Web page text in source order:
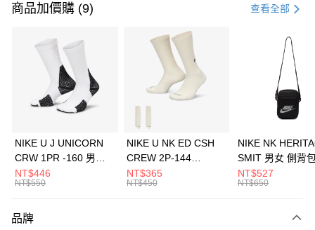
信用卡一次付款
3 期 0 利率 每期 21家銀行
合作金庫商業銀行
第一商業銀行
華南商業銀行
彰化商業銀行
上海商業儲蓄銀行
元大商業銀行
台灣樂天信用卡公司
Apple Pay
全盈+PAY
AFTEE先享後付
【關於「AFTEE先享後付」】
商品加價購 (9) 查看全部
NIKE U J UNICORN
CRW 1PR -160 男女
中統襪 FZ3393100
NT$446
NT$550
NIKE U NK ED CSH
CREW 2P-144
EMBRDY 男女 短統襪
FZ3073133
NT$365
NT$450
NIKE NK
SMIT 男女 側背
BA5871010
NT$527
NT$650
品牌